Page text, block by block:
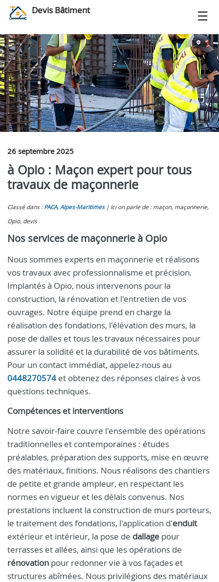
Devis Bâtiment
26 septembre 2025
à Opio : Maçon expert pour tous
travaux de maçonnerie
Classé dans : PACA, Alpes-Maritimes
Ici on parle de : maçon, maçonnerie,
Opio, devis
Nos services de maçonnerie à Opio
Nous sommes experts en maçonnerie et réalisons
vos travaux avec professionnalisme et précision.
Implantés à Opio, nous intervenons pour la
construction, la rénovation et l'entretien de vos
ouvrages. Notre équipe prend en charge la
réalisation des fondations, l'élévation des murs, la
pose de dalles et tous les travaux nécessaires pour
assurer la solidité et la durabilité de vos bâtiments.
Pour un contact immédiat, appelez-nous au
0448270574 et obtenez des réponses claires à vos
questions techniques.
Compétences et interventions
Notre savoir-faire couvre l'ensemble des opérations
traditionnelles et contemporaines : études
préalables, préparation des supports, mise en œuvre
des matériaux, finitions. Nous réalisons des chantiers
de petite et grande ampleur, en respectant les
normes en vigueur et les délais convenus. Nos
prestations incluent la construction de murs porteurs,
le traitement des fondations, l'application d'enduit
extérieur et intérieur, la pose de dallage pour
terrasses et allées, ainsi que les opérations de
rénovation pour redonner vie à vos façades et
structures abîmées. Nous privilégions des matériaux